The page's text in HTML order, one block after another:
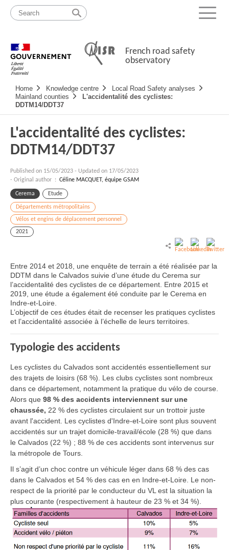
content
map
Menu
French road safety
observatory
Navigation
principale
Home Knowledge centre
Local Road Safety analyses
Mainland counties
L'accidentalité des cyclistes:
DDTM14/DDT37
L'accidentalité des cyclistes:
DDTM14/DDT37
Published on 15/05/2023 - Updated on 17/05/2023
- Original author : Céline MACQUET, équipe GSAM
Cerema Etude
Départements métropolitains
Vélos et engins de déplacement personnel
2021
Entre 2014 et 2018, une enquête de terrain a été réalisée par la
DDTM dans le Calvados suivie d’une étude du Cerema sur
l’accidentalité des cyclistes de ce département. Entre 2015 et
2019, une étude a également été conduite par le Cerema en
Indre-et-Loire.
L’objectif de ces études était de recenser les pratiques cyclistes
et l’accidentalité associée à l’échelle de leurs territoires.
Typologie des accidents
Les cyclistes du Calvados sont accidentés essentiellement sur
des trajets de loisirs (68 %). Les clubs cyclistes sont nombreux
dans ce département, notamment la pratique du vélo de course.
Alors que 98 % des accidents interviennent sur une
chaussée, 22 % des cyclistes circulaient sur un trottoir juste
avant l'accident. Les cyclistes d'Indre-et-Loire sont plus souvent
accidentés sur un trajet domicile-travail/école (28 %) que dans
le Calvados (22 %) ; 88 % de ces accidents sont intervenus sur
la métropole de Tours.
Il s’agit d’un choc contre un véhicule léger dans 68 % des cas
dans le Calvados et 54 % des cas en en Indre-et-Loire. Le non-
respect de la priorité par le conducteur du VL est la situation la
plus courante (respectivement à hauteur de 23 % et 34 %).